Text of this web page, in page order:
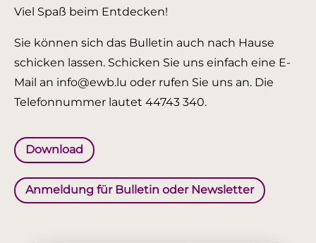
Viel Spaß beim Entdecken!
Sie können sich das Bulletin auch nach Hause
schicken lassen. Schicken Sie uns einfach eine E-
Mail an info@ewb.lu oder rufen Sie uns an. Die
Telefonnummer lautet 44743 340.
Download
Anmeldung für Bulletin oder Newsletter